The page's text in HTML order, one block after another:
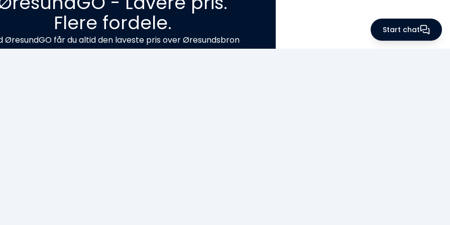
Flere fordele.
ØresundGO får du altid den laveste pris over Øresundsbron
Start chat